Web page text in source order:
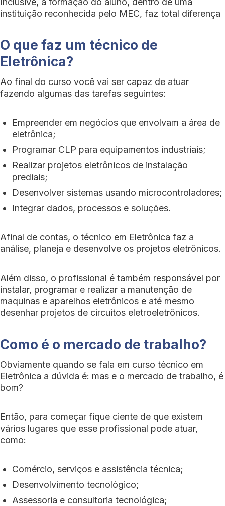
instituição reconhecida pelo MEC, faz total diferença
O que faz um técnico de
Eletrônica?
Ao final do curso você vai ser capaz de atuar
fazendo algumas das tarefas seguintes:
Empreender em negócios que envolvam a área de
eletrônica;
Programar CLP para equipamentos industriais;
Realizar projetos eletrônicos de instalação
prediais;
Desenvolver sistemas usando microcontroladores;
Integrar dados, processos e soluções.
Afinal de contas, o técnico em Eletrônica faz a
análise, planeja e desenvolve os projetos eletrônicos.
Além disso, o profissional é também responsável por
instalar, programar e realizar a manutenção de
maquinas e aparelhos eletrônicos e até mesmo
desenhar projetos de circuitos eletroeletrônicos.
Como é o mercado de trabalho?
Obviamente quando se fala em curso técnico em
Eletrônica a dúvida é: mas e o mercado de trabalho, é
bom?
Então, para começar fique ciente de que existem
vários lugares que esse profissional pode atuar,
como:
Comércio, serviços e assistência técnica;
Desenvolvimento tecnológico;
Assessoria e consultoria tecnológica;